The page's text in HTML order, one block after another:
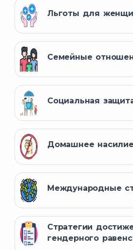
Льготы для
Семейные
Социальная
Домашнее насилие
Международные
Стратегии
гендерного